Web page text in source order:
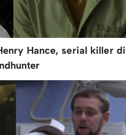
Hance, serial killer di